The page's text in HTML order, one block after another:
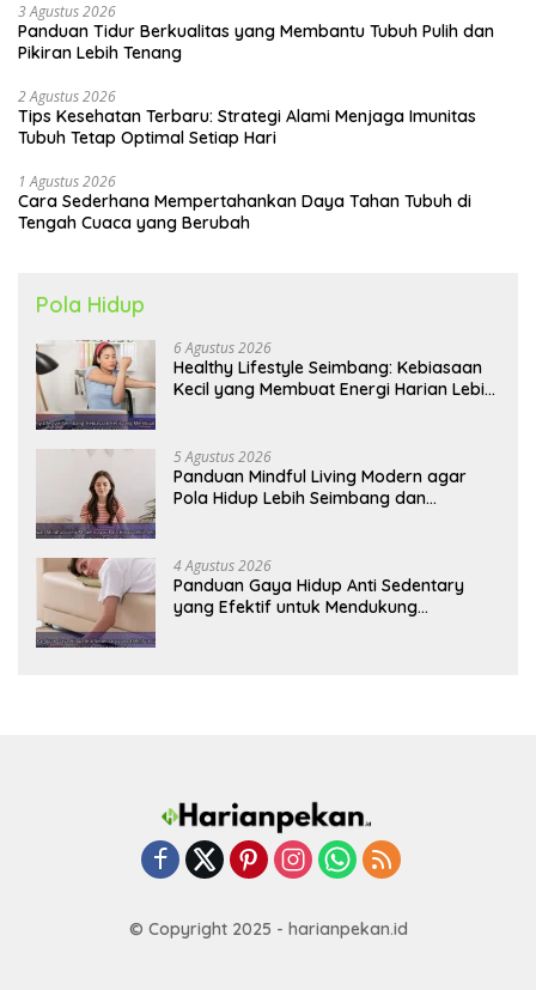
3 Agustus 2026
Panduan Tidur Berkualitas yang Membantu Tubuh Pulih dan
Pikiran Lebih Tenang
2 Agustus 2026
Tips Kesehatan Terbaru: Strategi Alami Menjaga Imunitas
Tubuh Tetap Optimal Setiap Hari
1 Agustus 2026
Cara Sederhana Mempertahankan Daya Tahan Tubuh di
Tengah Cuaca yang Berubah
Pola Hidup
6 Agustus 2026
Healthy Lifestyle Seimbang: Kebiasaan
Kecil yang Membuat Energi Harian Lebih
5 Agustus 2026
Panduan Mindful Living Modern agar
Pola Hidup Lebih Seimbang dan
4 Agustus 2026
Panduan Gaya Hidup Anti Sedentary
yang Efektif untuk Mendukung
© Copyright 2025 - harianpekan.id